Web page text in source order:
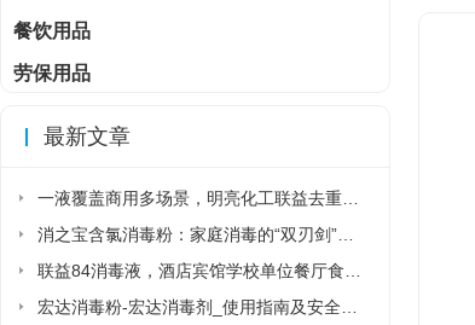
餐饮用品
劳保用品
最新文章